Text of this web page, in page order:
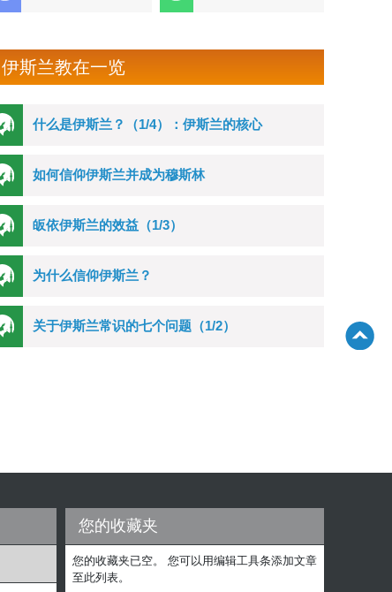
伊斯兰教在一览
什么是伊斯兰？（1/4）：伊斯兰的核心
如何信仰伊斯兰并成为穆斯林
皈依伊斯兰的效益（1/3）
为什么信仰伊斯兰？
关于伊斯兰常识的七个问题（1/2）
您的收藏夹
您的收藏夹已空。 您可以用编辑工具条添加文章
至此列表。